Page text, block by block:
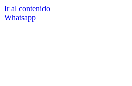
Ir al contenido
Whatsapp